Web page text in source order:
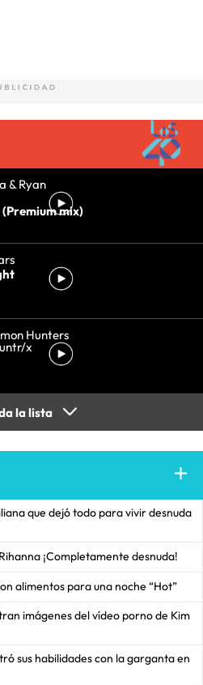
& Ryan
mix)
Hunters
x
la lista
que dejó todo para vivir desnuda
¡Completamente desnuda!
alimentos para una noche “Hot”
imágenes del vídeo porno de Kim
sus habilidades con la garganta en